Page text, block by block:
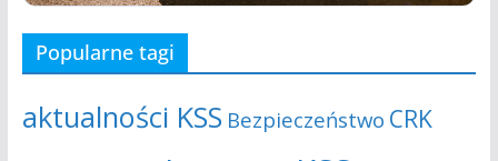
Popularne tagi
aktualności KSS Bezpieczeństwo CRK